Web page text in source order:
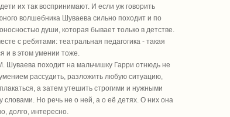
их так воспринимают. И если уж говорить
волшебника Шуваева сильно походит и по
души, которая бывает только в детстве.
с ребятами: театральная педагогика - такая
и в этом умении тоже.
Шуваева походит на мальчишку Гарри отнюдь не
рассудить, разложить любую ситуацию,
а затем утешить строгими и нужными
словами. Но речь не о ней, а о её детях. О них она
долго, интересно.